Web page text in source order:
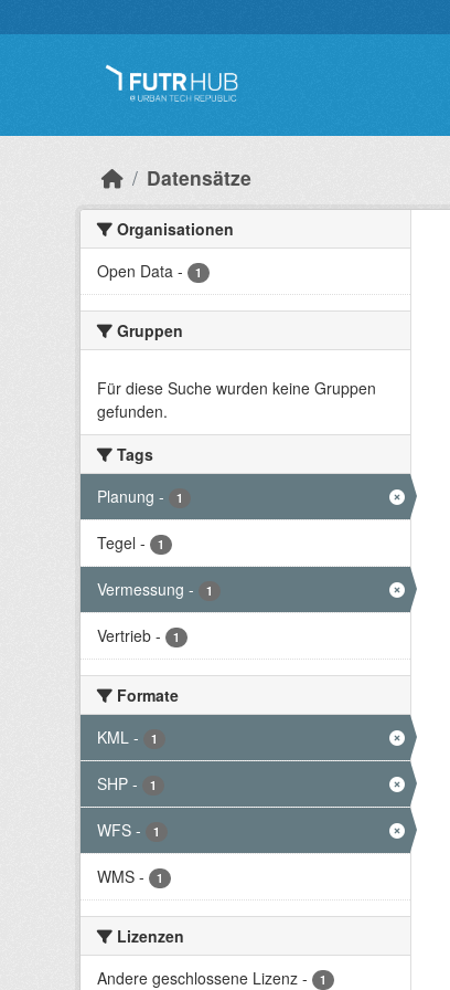
Datensätze
Organisationen
Open Data - 1
Gruppen
Für diese Suche wurden keine Gruppen
gefunden.
Tags
Planung - 1
Tegel - 1
Vermessung - 1
Vertrieb - 1
Formate
KML - 1
SHP - 1
WFS - 1
WMS - 1
Lizenzen
Andere geschlossene Lizenz - 1